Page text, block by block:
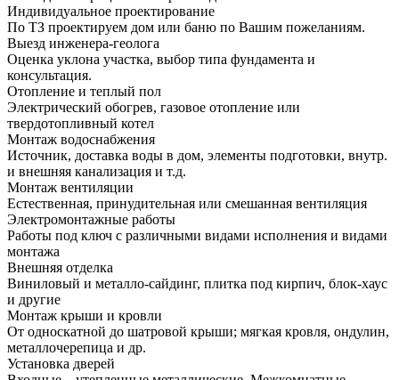
Индивидуальное проектирование
По ТЗ проектируем дом или баню по Вашим пожеланиям.
Выезд инженера-геолога
Оценка уклона участка, выбор типа фундамента и
консультация.
Отопление и теплый пол
Электрический обогрев, газовое отопление или
твердотопливный котел
Монтаж водоснабжения
Источник, доставка воды в дом, элементы подготовки, внутр.
и внешняя канализация и т.д.
Монтаж вентиляции
Естественная, принудительная или смешанная вентиляция
Электромонтажные работы
Работы под ключ с различными видами исполнения и видами
монтажа
Внешняя отделка
Виниловый и металло-сайдинг, плитка под кирпич, блок-хаус
и другие
Монтаж крыши и кровли
От односкатной до шатровой крыши; мягкая кровля, ондулин,
металлочерепица и др.
Установка дверей